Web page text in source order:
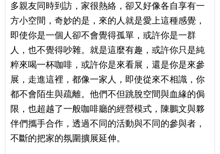
多親友同時到訪，家很熱絡，卻又好像各自享有一
方小空間，奇妙的是，來的人就是愛上這種感覺，
即使你是一個人卻不會覺得孤單，或許你是一群
人，也不覺得吵雜。就是這麼有趣，或許你只是純
粹來喝一杯咖啡，或許你是來看展，還是你是來參
展，走進這裡，都像一家人，即使從來不相識，你
都不會陌生與疏離。他們不但跳脫空間與血緣的侷
限，也超越了一般咖啡廳的經營模式，陳鵬文與夥
伴們攜手合作，透過不同的活動與不同的參與者，
不斷的把家的氛圍擴展延伸。